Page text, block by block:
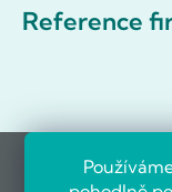
Reference